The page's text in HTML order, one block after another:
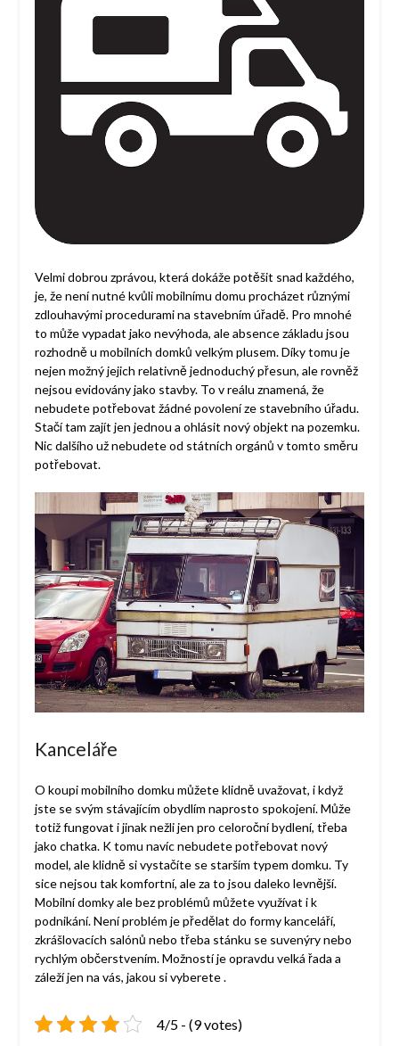
Velmi dobrou zprávou, která dokáže potěšit snad každého,
je, že není nutné kvůli mobilnímu domu procházet různými
zdlouhavými procedurami na stavebním úřadě. Pro mnohé
to může vypadat jako nevýhoda, ale absence základu jsou
rozhodně u mobilních domků velkým plusem. Díky tomu je
nejen možný jejich relativně jednoduchý přesun, ale rovněž
nejsou evidovány jako stavby. To v reálu znamená, že
nebudete potřebovat žádné povolení ze stavebního úřadu.
Stačí tam zajít jen jednou a ohlásit nový objekt na pozemku.
Nic dalšího už nebudete od státních orgánů v tomto směru
potřebovat.
Kanceláře
O koupi mobilního domku můžete klidně uvažovat, i když
jste se svým stávajícím obydlím naprosto spokojení. Může
totiž fungovat i jinak nežli jen pro celoroční bydlení, třeba
jako chatka. K tomu navíc nebudete potřebovat nový
model, ale klidně si vystačíte se starším typem domku. Ty
sice nejsou tak komfortní, ale za to jsou daleko levnější.
Mobilní domky ale bez problémů můžete využívat i k
podnikání. Není problém je předělat do formy kanceláří,
zkrášlovacích salónů nebo třeba stánku se suvenýry nebo
rychlým občerstvením. Možností je opravdu velká řada a
záleží jen na vás, jakou si vyberete.
4/5 - (9 votes)